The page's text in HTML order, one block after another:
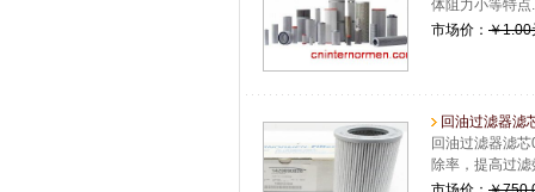
体阻力小等特点.
市场价： ￥1.00
回油过滤器滤
回油过滤器滤
除率，提高过滤